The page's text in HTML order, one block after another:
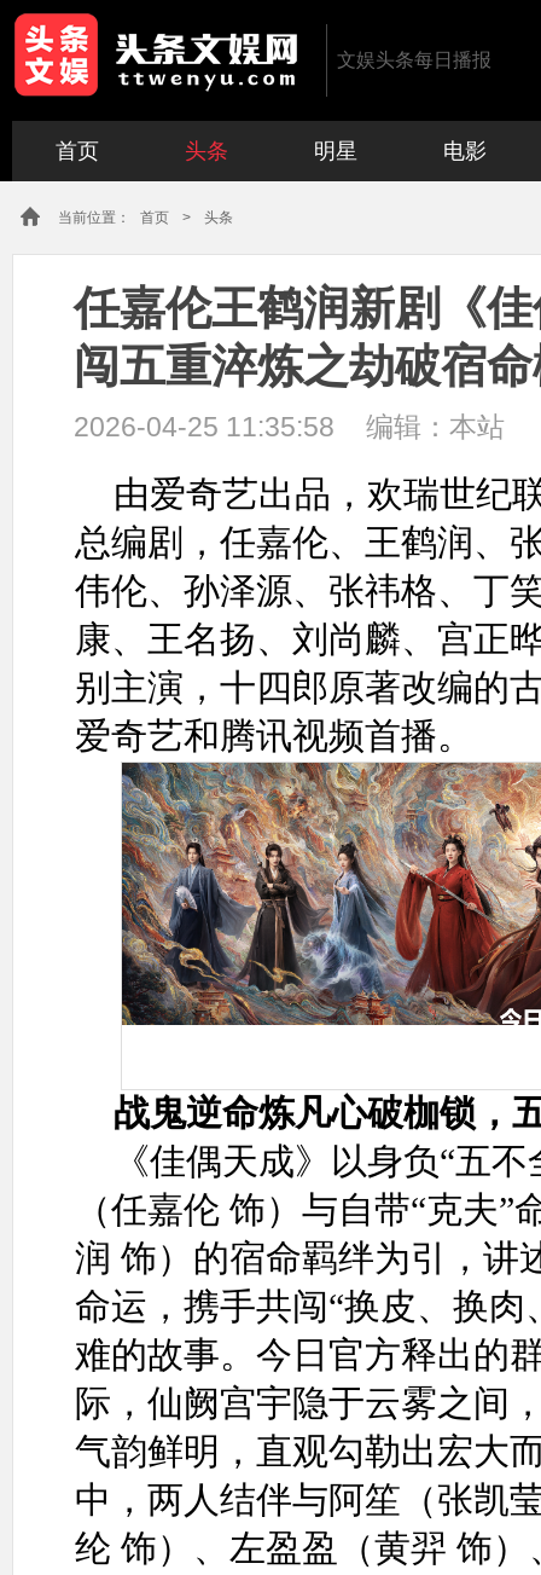
文娱头条每日播报
首页 头条 明星 电影
当前位置： 首页 > 头条
任嘉伦王鹤润新剧《
闯五重淬炼之劫破宿
2026-04-25 11:35:58 编辑： 本站
由爱奇艺出品，欢瑞世纪
总编剧，任嘉伦、王鹤润、
伟伦、孙泽源、张祎格、丁
康、王名扬、刘尚麟、宫正
别主演，十四郎原著改编的
爱奇艺和腾讯视频首播。
战鬼逆命炼凡心破枷锁，
《佳偶天成》以身负“五
（任嘉伦 饰）与自带“克夫
润 饰）的宿命羁绊为引，讲
命运，携手共闯“换皮、换
难的故事。今日官方释出的
际，仙阙宫宇隐于云雾之间
气韵鲜明，直观勾勒出宏大
中，两人结伴与阿笙（张凯
纶 饰）、左盈盈（黄羿 饰